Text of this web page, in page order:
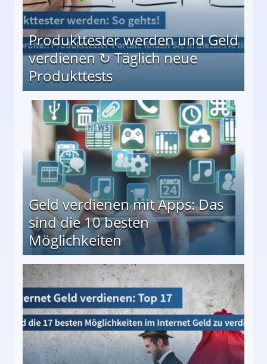
Produkttester werden und Geld
verdienen ↻ Täglich neue
Produkttests
↻ Täglich neue Produkttests
Geld verdienen mit Apps: Das
sind die 10 besten
Möglichkeiten
besten Möglichkeiten